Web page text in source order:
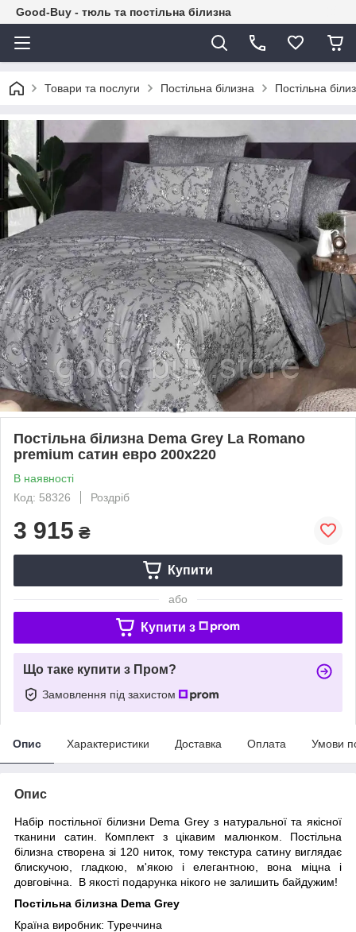
Good-Buy - тюль та постільна білизна
Товари та послуги Постільна білизна Постільна
Постільна білизна Dema Grey La Romano
premium сатин евро 200х220
В наявності
Код: 58326
Роздріб
3 915 ₴
Купити
або
Купити з
Що таке купити з Пром?
Замовлення під захистом
Опис Характеристики Доставка Оплата Умови
Опис
Набір постільної білизни Dema Grey з натуральної та якісної
тканини сатин. Комплект з цікавим малюнком. Постільна
білизна створена зі 120 ниток, тому текстура сатину виглядає
блискучою, гладкою, м'якою і елегантною, вона міцна і
довговічна. В якості подарунка нікого не залишить байдужим!
Постільна білизна Dema Grey
Країна виробник: Туреччина